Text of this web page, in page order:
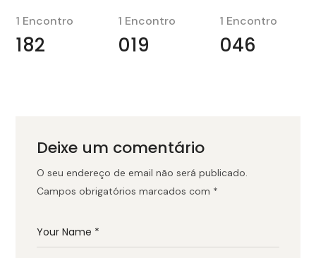
1 Encontro
182
1 Encontro
019
1 Encontro
046
Deixe um comentário
O seu endereço de email não será publicado.
Campos obrigatórios marcados com *